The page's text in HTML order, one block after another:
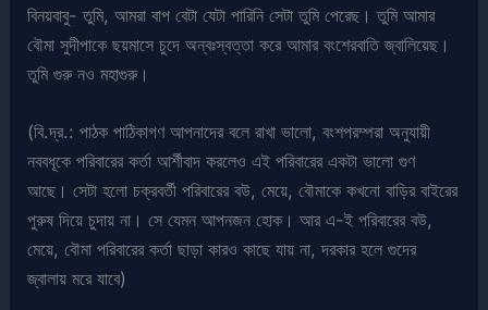
বিনয়বাবু- তুমি, আমরা বাপ বেটা যেটা পারিনি সেটা তুমি পেরেছ। তুমি আমার
বৌমা সুদীপাকে ছয়মাসে চুদে অন্বঃস্বত্তা করে আমার বংশেরবাতি জ্বালিয়েছ।
তুমি গুরু নও মহাগুরু।
(বি.দ্র.: পাঠক পাঠিকাগণ আপনাদের বলে রাখা ভালো, বংশপরম্পরা অনুযায়ী
নববধূকে পরিবারের কর্তা আর্শীবাদ করলেও এই পরিবারের একটা ভালো গুণ
আছে। সেটা হলো চক্রবর্তী পরিবারের বউ, মেয়ে, বৌমাকে কখনো বাড়ির বাইরের
পুরুষ দিয়ে চুদায় না। সে যেমন আপনজন হোক। আর এ-ই পরিবারের বউ,
মেয়ে, বৌমা পরিবারের কর্তা ছাড়া কারও কাছে যায় না, দরকার হলে গুদের
জ্বালায় মরে যাবে)